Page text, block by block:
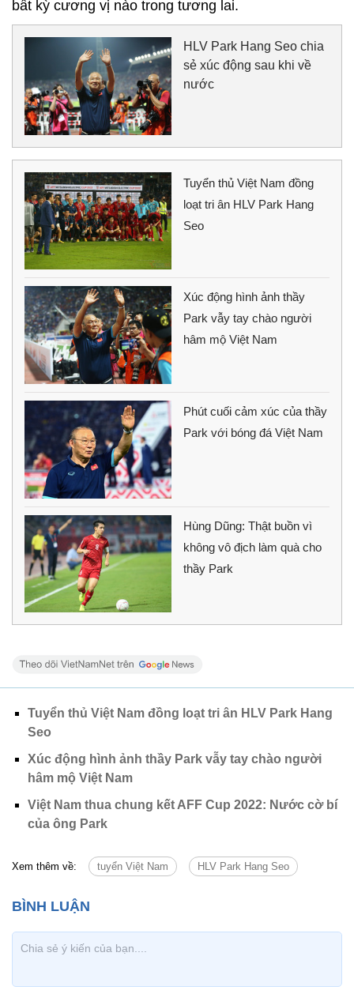
bất kỳ cương vị nào trong tương lai.
HLV Park Hang Seo chia
sẻ xúc động sau khi về
nước
Tuyển thủ Việt Nam đồng
loạt tri ân HLV Park Hang
Seo
Xúc động hình ảnh thầy
Park vẫy tay chào người
hâm mộ Việt Nam
Phút cuối cảm xúc của thầy
Park với bóng đá Việt Nam
Hùng Dũng: Thật buồn vì
không vô địch làm quà cho
thầy Park
Tuyển thủ Việt Nam đồng loạt tri ân HLV Park Hang
Seo
Xúc động hình ảnh thầy Park vẫy tay chào người
hâm mộ Việt Nam
Việt Nam thua chung kết AFF Cup 2022: Nước cờ bí
của ông Park
Xem thêm về: tuyển Việt Nam HLV Park Hang Seo